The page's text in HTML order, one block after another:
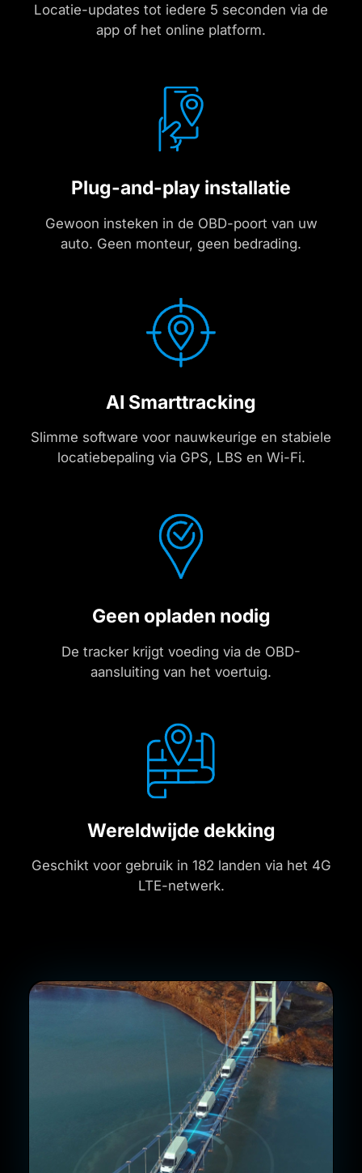
Locatie-updates tot iedere 5 seconden via de
app of het online platform.
Plug-and-play installatie
Gewoon insteken in de OBD-poort van uw
auto. Geen monteur, geen bedrading.
AI Smarttracking
Slimme software voor nauwkeurige en stabiele
locatiebepaling via GPS, LBS en Wi-Fi.
Geen opladen nodig
De tracker krijgt voeding via de OBD-
aansluiting van het voertuig.
Wereldwijde dekking
Geschikt voor gebruik in 182 landen via het 4G
LTE-netwerk.